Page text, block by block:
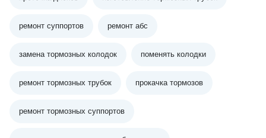
ремонт суппортов ремонт абс
замена тормозных колодок поменять колодки
ремонт тормозных трубок прокачка тормозов
ремонт тормозных суппортов